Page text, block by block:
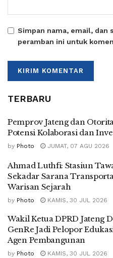
Simpan nama, email, dan
peramban ini untuk
TERBARU
Pemprov Jateng dan
Potensi Kolaborasi dan
by Photo JUMAT, 07 AGU 2026
Ahmad Luthfi: Stasiun
Sekadar Sarana
Warisan Sejarah
by Photo KAMIS, 30 JUL 2026
Wakil Ketua DPRD Jateng
GenRe Jadi Pelopor
Agen Pembangunan
by Photo KAMIS, 30 JUL 2026